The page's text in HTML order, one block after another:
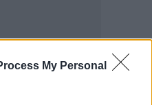
My Personal